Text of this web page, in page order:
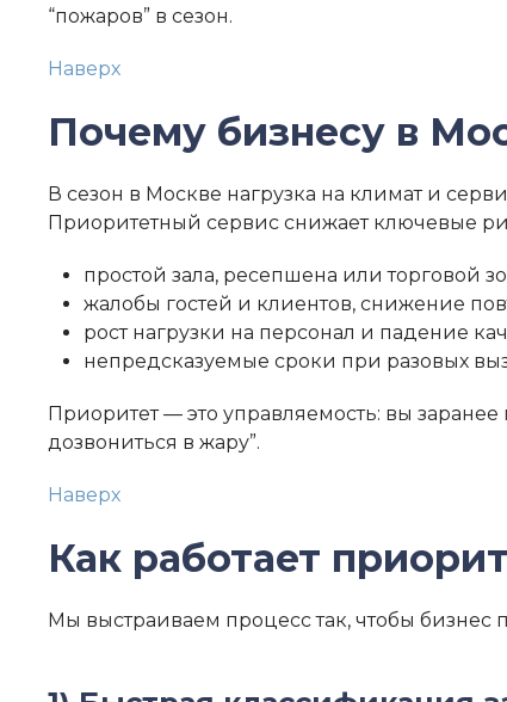
“пожаров” в сезон.
Наверх
Почему бизнесу в
В сезон в Москве нагрузка на климат и
Приоритетный сервис снижает ключевые
простой зала, ресепшена или торговой
жалобы гостей и клиентов, снижение
рост нагрузки на персонал и падение
непредсказуемые сроки при разовых
Приоритет — это управляемость: вы
дозвониться в жару”.
Наверх
Как работает
Мы выстраиваем процесс так, чтобы